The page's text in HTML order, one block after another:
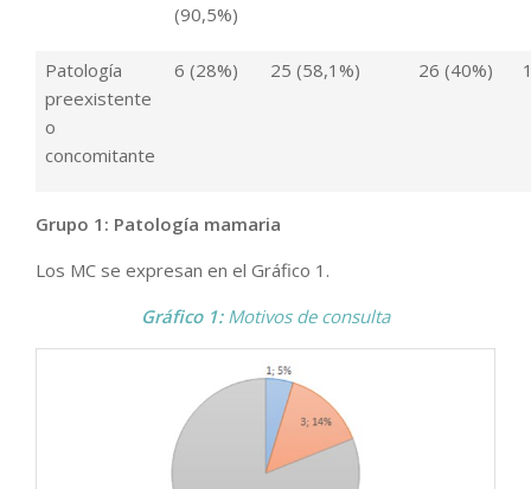
(90,5%)
Patología
preexistente
o
concomitante
6 (28%) 25 (58,1%) 26 (40%)
Grupo 1: Patología mamaria
Los MC se expresan en el Gráfico 1.
Gráfico1:Motivos de consulta